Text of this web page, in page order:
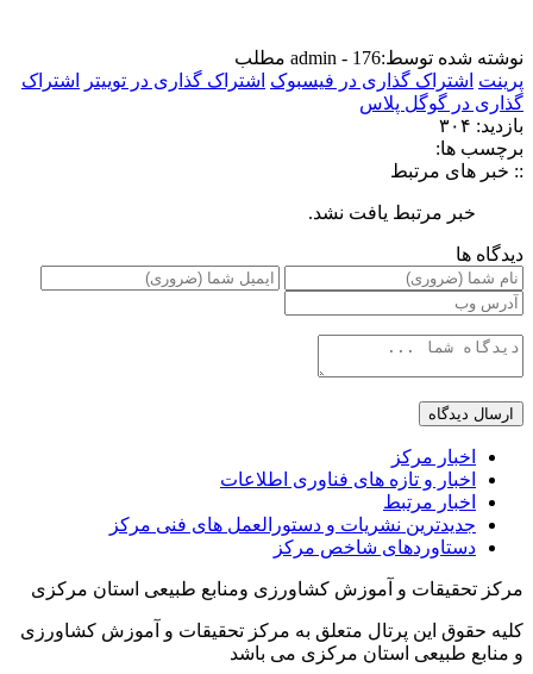
نوشته شده توسط:admin - 176 مطلب
پرینت اشتراک گذاری در فیسبوک اشتراک گذاری در توییتر
اشتراک
گذاری در گوگل پلاس
بازدید: ۳۰۴
برچسب ها:
:: خبر های مرتبط
خبر مرتبط یافت نشد.
دیدگاه ها
اخبار مرکز
اخبار و تازه های فناوری اطلاعات
اخبار مرتبط
جدیدترین نشریات و دستورالعمل های فنی مرکز
دستاوردهای شاخص مرکز
مرکز تحقیقات و آموزش کشاورزی ومنابع طبیعی استان مرکزی
کلیه حقوق این پرتال متعلق به مرکز تحقیقات و آموزش کشاورزی
و منابع طبیعی استان مرکزی می باشد